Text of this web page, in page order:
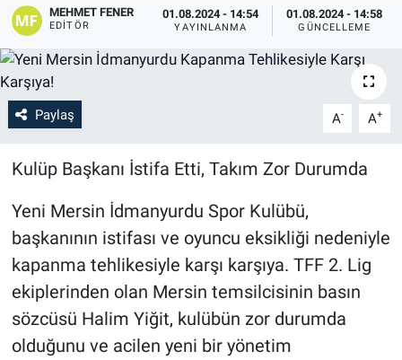
MEHMET FENER
EDITÖR
01.08.2024 - 14:54
YAYINLANMA
01.08.2024 - 14:58
GÜNCELLEME
Paylaş A- A+
Kulüp Başkanı İstifa Etti, Takım Zor Durumda
Yeni Mersin İdmanyurdu Spor Kulübü,
başkanının istifası ve oyuncu eksikliği nedeniyle
kapanma tehlikesiyle karşı karşıya. TFF 2. Lig
ekiplerinden olan Mersin temsilcisinin basın
sözcüsü Halim Yiğit, kulübün zor durumda
olduğunu ve acilen yeni bir yönetim